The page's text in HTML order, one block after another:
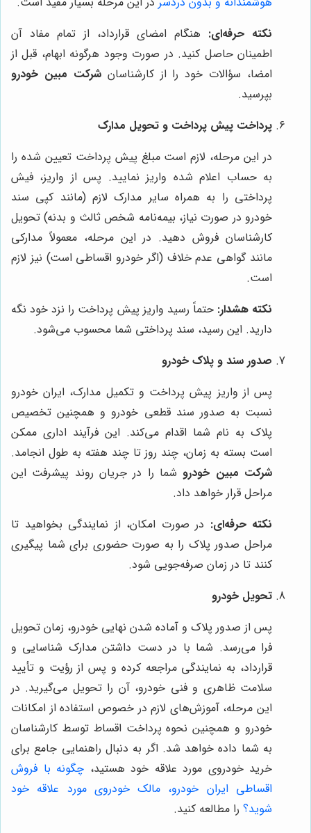
نکته حرفه‌ای: هنگام امضای قرارداد، از تمام مفاد آن
اطمینان حاصل کنید. در صورت وجود هرگونه ابهام، قبل از
امضا، سؤالات خود را از کارشناسانشرکت مبین خودرو
بپرسید.
پرداخت پیش پرداخت و تحویل مدارک
در این مرحله، لازم است مبلغ پیش پرداخت تعیین شده را
به حساب اعلام شده واریز نمایید. پس از واریز، فیش
پرداختی را به همراه سایر مدارک لازم (مانند کپی سند
خودرو در صورت نیاز، بیمه‌نامه شخص ثالث و بدنه) تحویل
کارشناسان فروش دهید. در این مرحله، معمولاً مدارکی
مانند گواهی عدم خلاف (اگر خودرو اقساطی است) نیز لازم
است.
نکته هشدار: حتماً رسید واریز پیش پرداخت را نزد خود نگه
دارید. این رسید، سند پرداختی شما محسوب می‌شود.
صدور سند و پلاک خودرو
پس از واریز پیش پرداخت و تکمیل مدارک، ایران خودرو
نسبت به صدور سند قطعی خودرو و همچنین تخصیص
پلاک به نام شما اقدام می‌کند. این فرآیند اداری ممکن
است بسته به زمان، چند روز تا چند هفته به طول انجامد.
شرکت مبین خودرو شما را در جریان روند پیشرفت این
مراحل قرار خواهد داد.
نکته حرفه‌ای: در صورت امکان، از نمایندگی بخواهید تا
مراحل صدور پلاک را به صورت حضوری برای شما پیگیری
کنند تا در زمان صرفه‌جویی شود.
تحویل خودرو
پس از صدور پلاک و آماده شدن نهایی خودرو، زمان تحویل
فرا می‌رسد. شما با در دست داشتن مدارک شناسایی و
قرارداد، به نمایندگی مراجعه کرده و پس از رؤیت و تأیید
سلامت ظاهری و فنی خودرو، آن را تحویل می‌گیرید. در
این مرحله، آموزش‌های لازم در خصوص استفاده از امکانات
خودرو و همچنین نحوه پرداخت اقساط توسط کارشناسان
به شما داده خواهد شد. اگر به دنبال راهنمایی جامع برای
خرید خودروی مورد علاقه خود هستید، چگونه با فروش
اقساطی ایران خودرو، مالک خودروی مورد علاقه خود
شوید؟ را مطالعه کنید.